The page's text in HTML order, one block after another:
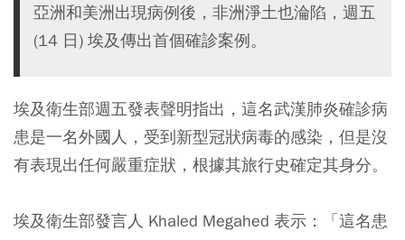
亞洲和美洲出現病例後，非洲淨土也淪陷，週五
(14 日) 埃及傳出首個確診案例。
埃及衛生部週五發表聲明指出，這名武漢肺炎確診病
患是一名外國人，受到新型冠狀病毒的感染，但是沒
有表現出任何嚴重症狀，根據其旅行史確定其身分。
埃及衛生部發言人 Khaled Megahed 表示：「這名患